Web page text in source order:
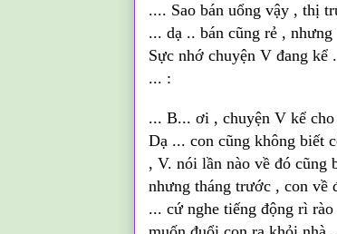
.... Sao bán uổng vậy , thị
... dạ .. bán cũng rẻ ,
Sực nhớ chuyện V đang kể
... :
... B... ơi , chuyện V kể cho
Dạ ... con cũng không biết
, V. nói lần nào về đó
nhưng tháng trước , con về
... cứ nghe tiếng động rì